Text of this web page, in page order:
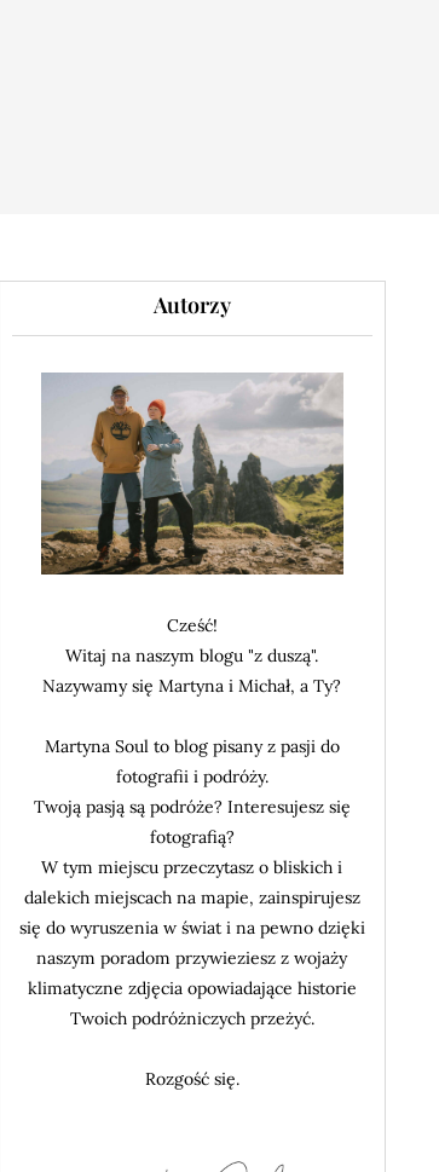
Autorzy
Cześć!
Witaj na naszym blogu "z duszą".
Nazywamy się Martyna i Michał, a Ty?
Martyna Soul to blog pisany z pasji do
fotografii i podróży.
Twoją pasją są podróże? Interesujesz się
fotografią?
W tym miejscu przeczytasz o bliskich i
dalekich miejscach na mapie, zainspirujesz
się do wyruszenia w świat i na pewno dzięki
naszym poradom przywieziesz z wojaży
klimatyczne zdjęcia opowiadające historie
Twoich podróżniczych przeżyć.
Rozgość się.